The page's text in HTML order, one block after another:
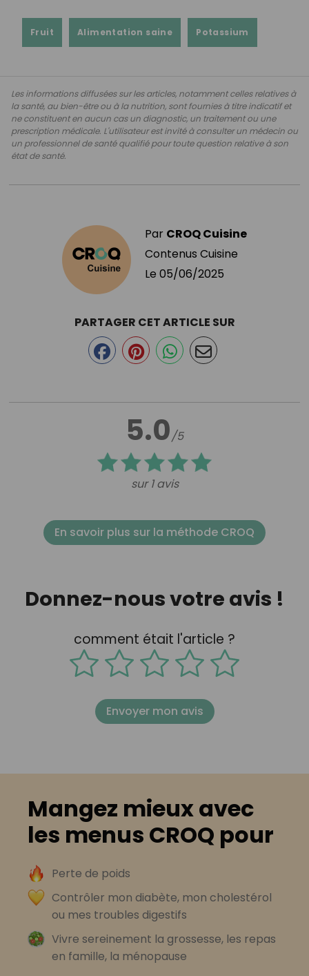
Fruit Alimentation saine Potassium
Les informations diffusées sur les articles, notamment celles relatives à
la santé, au bien-être ou à la nutrition, sont fournies à titre indicatif et
ne constituent en aucun cas un diagnostic, un traitement ou une
prescription médicale. L'utilisateur est invité à consulter un médecin ou
un professionnel de santé qualifié pour toute question relative à son
état de santé.
Par CROQ Cuisine
Contenus Cuisine
Le 05/06/2025
5.0/5
sur 1 avis
PARTAGER CET ARTICLE SUR
En savoir plus sur la méthode CROQ
Donnez-nous votre avis !
comment était l'article ?
Envoyer mon avis
Mangez mieux avec
les menus CROQ pour
Perte de poids
Contrôler mon diabète, mon cholestérol
ou mes troubles digestifs
Vivre sereinement la grossesse, les repas
en famille, la ménopause